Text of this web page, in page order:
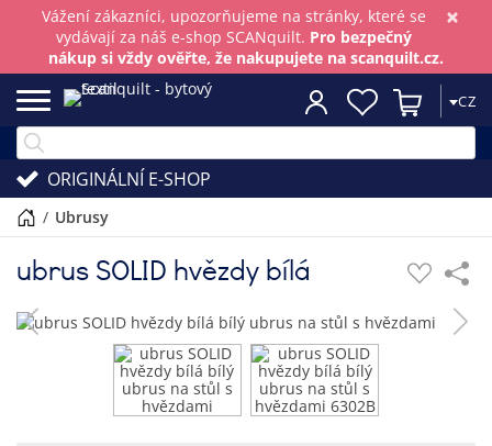
×
Vážení zákazníci, upozorňujeme na stránky, které se
vydávají za náš e-shop SCANquilt. Pro bezpečný
nákup si vždy ověřte, že nakupujete na scanquilt.cz.
CZ
ORIGINÁLNÍ E-SHOP
/ ubrusy
ubrus SOLID hvězdy bílá